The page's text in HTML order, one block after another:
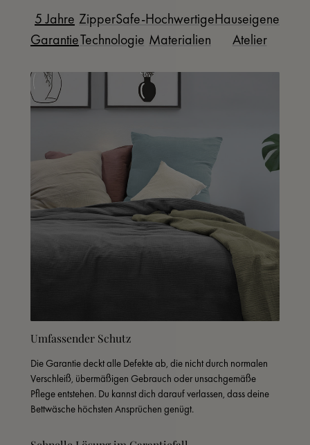
5 Jahre
Garantie
ZipperSafe-
Technologie
Hochwertige
Materialien
Hauseigenes
Atelier
Umfassender Schutz
Die Garantie deckt alle Defekte ab, die nicht durch normalen
Verschleiß, übermäßigen Gebrauch oder unsachgemäße
Pflege entstehen. Du kannst dich darauf verlassen, dass deine
Bettwäsche höchsten Ansprüchen genügt.